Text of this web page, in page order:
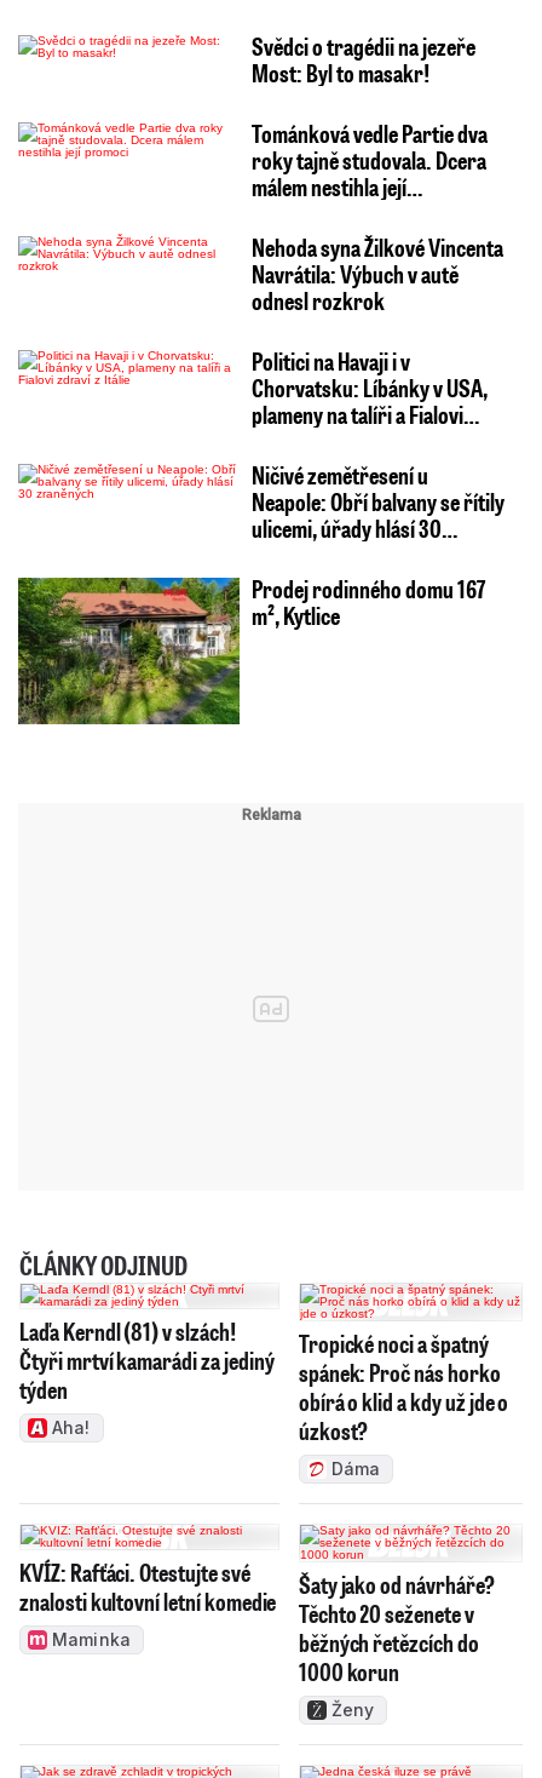
Svědci o tragédii na jezeře
Most: Byl to masakr!
Tománková vedle Partie dva
roky tajně studovala. Dcera
málem nestihla její…
Nehoda syna Žilkové Vincenta
Navrátila: Výbuch v autě
odnesl rozkrok
Politici na Havaji i v
Chorvatsku: Líbánky v USA,
plameny na talíři a Fialovi…
Ničivé zemětřesení u
Neapole: Obří balvany se řítily
ulicemi, úřady hlásí 30…
Prodej rodinného domu 167
m², Kytlice
ČLÁNKY ODJINUD
Laďa Kerndl (81) v slzách!
Čtyři mrtví kamarádi za jediný
týden
Aha!
Tropické noci a špatný
spánek: Proč nás horko
obírá o klid a kdy už jde o
úzkost?
Dáma
KVÍZ: Rafťáci. Otestujte své
znalosti kultovní letní komedie
Maminka
Šaty jako od návrháře?
Těchto 20 seženete v
běžných řetězcích do
1000 korun
Ženy